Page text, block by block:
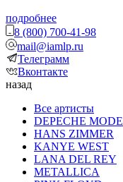
подробнее
8 (800) 700-41-98
mail@iamlp.ru
Телеграмм
Вконтакте
назад
Все артисты
DEPECHE MODE
HANS ZIMMER
KANYE WEST
LANA DEL REY
METALLICA